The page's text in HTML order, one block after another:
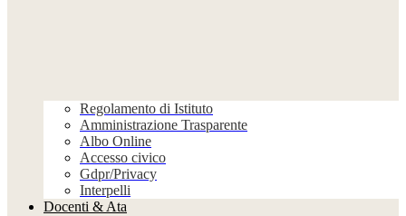
Regolamento di Istituto
Amministrazione Trasparente
Albo Online
Accesso civico
Gdpr/Privacy
Interpelli
Docenti & Ata